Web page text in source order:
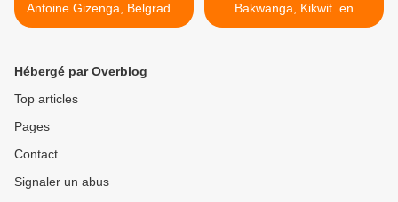
Antoine Gizenga, Belgrade,
1961.
Bakwanga, Kikwit..en
images >
Hébergé par Overblog
Top articles
Pages
Contact
Signaler un abus